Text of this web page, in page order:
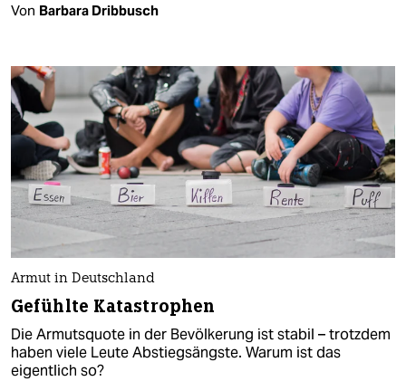
Von Barbara Dribbusch
Armut in Deutschland
Gefühlte Katastrophen
Die Armutsquote in der Bevölkerung ist stabil – trotzdem
haben viele Leute Abstiegsängste. Warum ist das
eigentlich so?